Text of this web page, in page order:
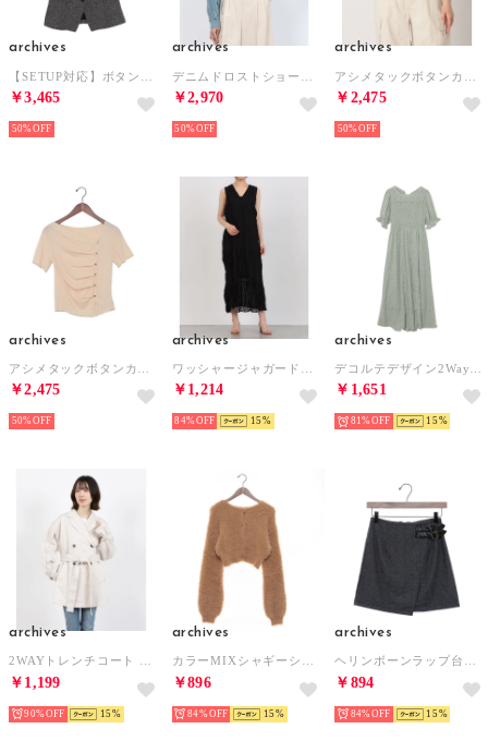
archives
￥3,465
50%
archives
￥2,970
50%
archives
￥2,475
50%
archives
￥2,475
50%
archives
￥1,214
84% 15
archives
￥1,651
81% 15
archives
2WAYトレンチコート （IVO）
￥1,199
90% 15
archives
カラーMIXシャギーショートニットカーディガン （ORN）
￥896
84% 15
archives
ヘリンボーンラップ台形スカート （CHGY）
￥894
84% 15